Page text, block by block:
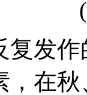
复发
，在